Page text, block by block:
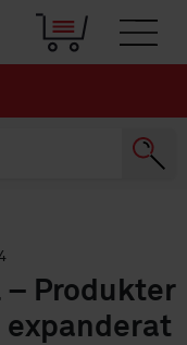
– Produkter
expanderat